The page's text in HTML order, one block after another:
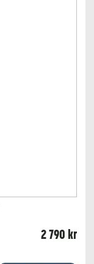
2 790 kr